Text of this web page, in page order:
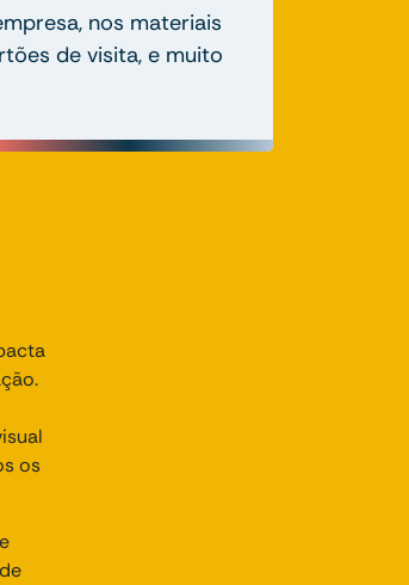
nos materiais
de visita, e muito
os